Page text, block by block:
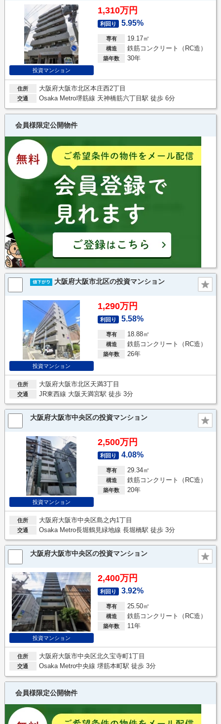
投資マンション
1,310万円
利回り 5.95%
専有 19.17㎡
構造 鉄筋コンクリート（RC造）
築年数 30年
住所 大阪府大阪市北区本庄西2丁目
交通 Osaka Metro堺筋線 天神橋筋六丁目駅 徒歩 6分
会員様限定公開物件
大阪府大阪市北区の投資マンション
投資マンション
1,290万円
利回り 5.58%
専有 18.88㎡
構造 鉄筋コンクリート（RC造）
築年数 26年
住所 大阪府大阪市北区天満3丁目
交通 JR東西線 大阪天満宮駅 徒歩 3分
大阪府大阪市中央区の投資マンション
投資マンション
2,500万円
利回り 4.08%
専有 29.34㎡
構造 鉄筋コンクリート（RC造）
築年数 20年
住所 大阪府大阪市中央区島之内1丁目
交通 Osaka Metro長堀鶴見緑地線 長堀橋駅 徒歩 3分
大阪府大阪市中央区の投資マンション
投資マンション
2,400万円
利回り 3.92%
専有 25.50㎡
構造 鉄筋コンクリート（RC造）
築年数 11年
住所 大阪府大阪市中央区北久宝寺町1丁目
交通 Osaka Metro中央線 堺筋本町駅 徒歩 3分
会員様限定公開物件